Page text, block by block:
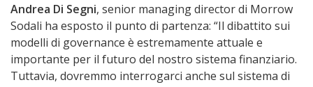
Andrea Di Segni, senior managing director di Morrow
Sodali ha esposto il punto di partenza: “Il dibattito sui
modelli di governance è estremamente attuale e
importante per il futuro del nostro sistema finanziario.
Tuttavia, dovremmo interrogarci anche sul sistema di